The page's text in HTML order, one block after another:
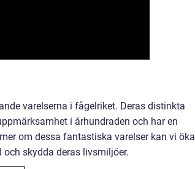
varelserna i fågelriket. Deras distinkta
i århundraden och har en
om dessa fantastiska varelser kan vi öka
skydda deras livsmiljöer.